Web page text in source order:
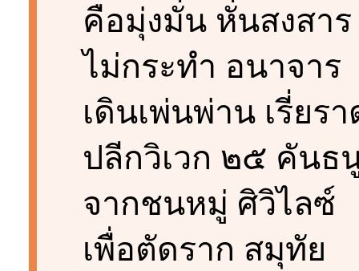
คือมุ่งมั่น หั่นสงสาร
ไม่กระทำ อนาจาร
เดินเพ่นพ่าน เรี่ยร
ปลีกวิเวก ๒๕ คันธ
จากชนหมู่ ศิวิไลซ์
เพื่อตัดราก สมุทัย